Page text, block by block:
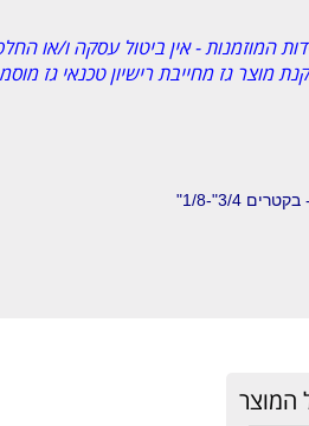
המוזמנות - אין ביטול עסקה ו/או
מוצר גז מחייבת רישיון טכנאי גז
המוצר